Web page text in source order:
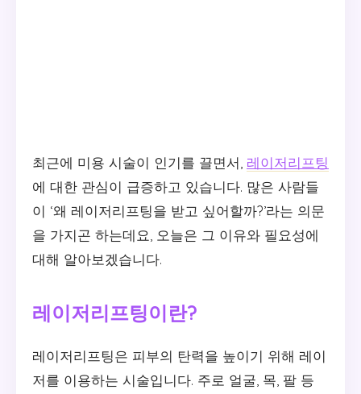
최근에 미용 시술이 인기를 끌면서, 레이저리프팅
에 대한 관심이 급증하고 있습니다. 많은 사람들
이 ‘왜 레이저리프팅을 받고 싶어할까?’라는 의문
을 가지곤 하는데요, 오늘은 그 이유와 필요성에
대해 알아보겠습니다.
레이저리프팅이란?
레이저리프팅은 피부의 탄력을 높이기 위해 레이
저를 이용하는 시술입니다. 주로 얼굴, 목, 팔 등